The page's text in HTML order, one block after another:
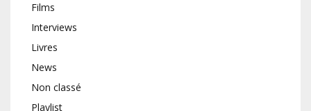
Films
Interviews
Livres
News
Non classé
Playlist